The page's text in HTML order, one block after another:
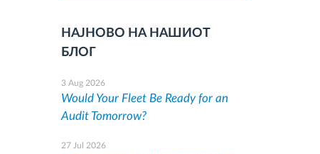
НАЈНОВО НА НАШИОТ
БЛОГ
3 Aug 2026
Would Your Fleet Be Ready for an
Audit Tomorrow?
27 Jul 2026